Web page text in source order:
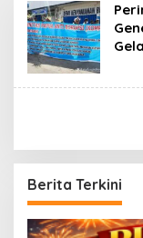
Berita Terkini